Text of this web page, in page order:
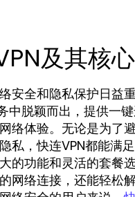
及其核
安全和隐私保护日益
中脱颖而出，提供一
络体验。无论是为了
私，快连VPN都能满
的功能和灵活的套餐
网络连接，还能轻松